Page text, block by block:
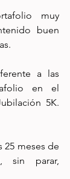
muy
buen
a las
en el
25 meses de
sin parar,